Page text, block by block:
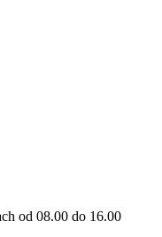
od 08.00 do 16.00